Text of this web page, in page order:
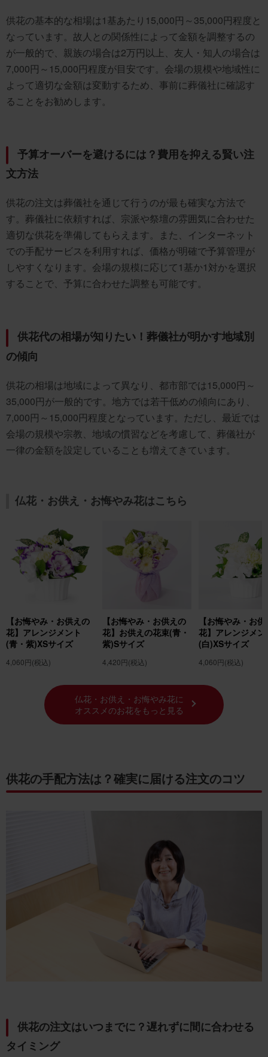
供花の基本的な相場は1基あたり15,000円～35,000円程度と
なっています。故人との関係性によって金額を調整するの
が一般的で、親族の場合は2万円以上、友人・知人の場合は
7,000円～15,000円程度が目安です。会場の規模や地域性に
よって適切な金額は変動するため、事前に葬儀社に確認す
ることをお勧めします。
予算オーバーを避けるには？費用を抑える賢い注
文方法
供花の注文は葬儀社を通じて行うのが最も確実な方法で
す。葬儀社に依頼すれば、宗派や祭壇の雰囲気に合わせた
適切な供花を準備してもらえます。また、インターネット
での手配サービスを利用すれば、価格が明確で予算管理が
しやすくなります。会場の規模に応じて1基か1対かを選択
することで、予算に合わせた調整も可能です。
供花代の相場が知りたい！葬儀社が明かす地域別
の傾向
供花の相場は地域によって異なり、都市部では15,000円～
35,000円が一般的です。地方では若干低めの傾向にあり、
7,000円～15,000円程度となっています。ただし、最近では
会場の規模や宗教、地域の慣習などを考慮して、葬儀社が
一律の金額を設定していることも増えてきています。
仏花・お供え・お悔やみ花はこちら
【お悔やみ・お供えの
花】アレンジメント
(青・紫)XSサイズ
4,060円(税込)
【お悔やみ・お供えの
花】お供えの花束(青・
紫)Sサイズ
4,420円(税込)
【お悔やみ・お
花】アレンジメン
(白)XSサイズ
4,060円(税込)
仏花・お供え・お悔やみ花に
オススメのお花をもっと見る
供花の手配方法は？確実に届ける注文のコツ
供花の注文はいつまでに？遅れずに間に合わせる
タイミング